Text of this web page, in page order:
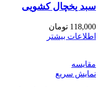
سبد یخچال کشویی
118,000 تومان
اطلاعات بیشتر
مقايسه
نمایش سریع